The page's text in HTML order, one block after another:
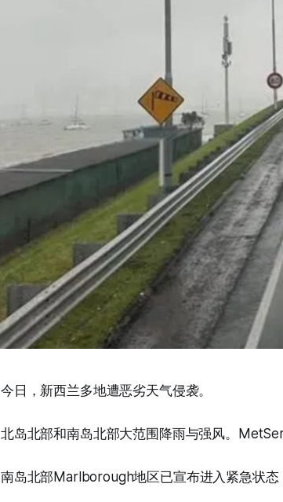
今日，新西兰多地遭恶劣天气侵袭。
北岛北部和南岛北部大范围降雨与强风。
南岛北部Marlborough地区已宣布进入紧急状